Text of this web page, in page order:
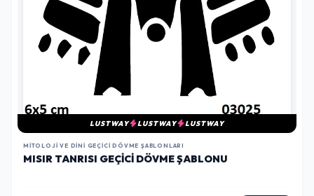
LUSTWAY LUSTWAY LUSTWAY
MITOLOJI VE DINI GEÇICI DÖVME ŞABLONLARI
MISIR TANRISI GEÇICI DÖVME ŞABLONU